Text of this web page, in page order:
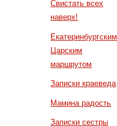
Свистать всех
наверх!
Екатеринбургским
Царским
маршрутом
Записки краеведа
Мамина радость
Записки сестры